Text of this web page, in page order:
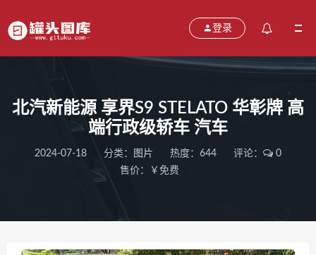
登录
北汽新能源 享界S9 STELATO 华彰牌 高
端行政级轿车 汽车
2024-07-18 分类： 图片 热度：644 评论：
0
售价：￥免费